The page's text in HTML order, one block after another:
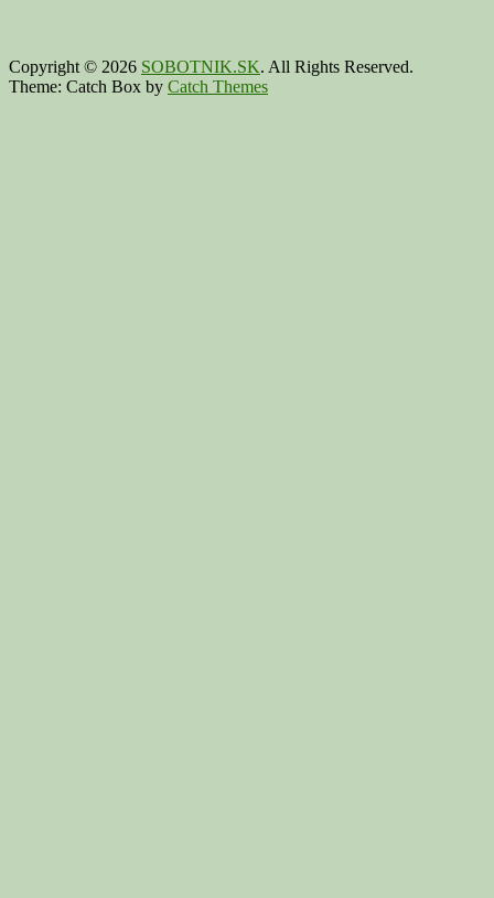
Copyright © 2026 SOBOTNIK.SK. All Rights Reserved.
Theme: Catch Box by Catch Themes